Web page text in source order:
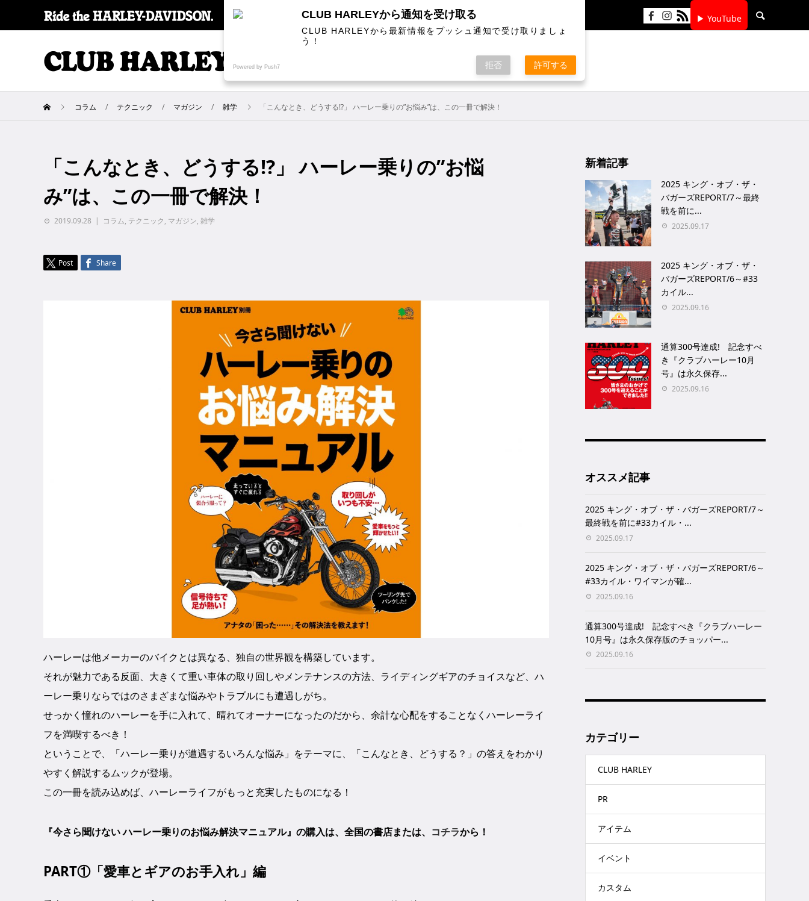
▶ YouTube
SPECIALCOLUMN
コラム テクニック マガジン 雑学 「こんなとき、どうする!?」 ハーレー乗りの”お悩み”は、この一冊で解決！
「こんなとき、どうする!?」 ハーレー乗りの”お悩
み”は、この一冊で解決！
2019.09.28 コラム, テクニック, マガジン, 雑学
Post Share
ハーレーは他メーカーのバイクとは異なる、独自の世界観を構築しています。
それが魅力である反面、大きくて重い車体の取り回しやメンテナンスの方法、ライディングギアのチョイスなど、ハ
ーレー乗りならではのさまざまな悩みやトラブルにも遭遇しがち。
せっかく憧れのハーレーを手に入れて、晴れてオーナーになったのだから、余計な心配をすることなくハーレーライ
フを満喫するべき！
ということで、「ハーレー乗りが遭遇するいろんな悩み」をテーマに、「こんなとき、どうする？」の答えをわかり
やすく解説するムックが登場。
この一冊を読み込めば、ハーレーライフがもっと充実したものになる！
『今さら聞けない ハーレー乗りのお悩み解決マニュアル』の購入は、全国の書店または、 コチラから！
PART①「愛車とギアのお手入れ」編
新着記事
2025 キング・オブ・ザ・
バガーズREPORT/7～最終
戦を前に...
2025.09.17
2025 キング・オブ・ザ・
バガーズREPORT/6～#33
カイル...
2025.09.16
通算300号達成! 記念すべ
き『クラブハーレー10月
号』は永久保存...
2025.09.16
オススメ記事
2025 キング・オブ・ザ・バガーズREPORT/7～
最終戦を前に#33カイル・...
2025.09.17
2025 キング・オブ・ザ・バガーズREPORT/6～
#33カイル・ワイマンが確...
2025.09.16
通算300号達成! 記念すべき『クラブハーレー
10月号』は永久保存版のチョッパー...
2025.09.16
カテゴリー
CLUB HARLEY
PR
アイテム
イベント
カスタム
CLUB HARLEYから通知を受け取る
CLUB HARLEYから最新情報をプッシュ通知で受け取りましょ
う！
Powered by Push7 拒否 許可する